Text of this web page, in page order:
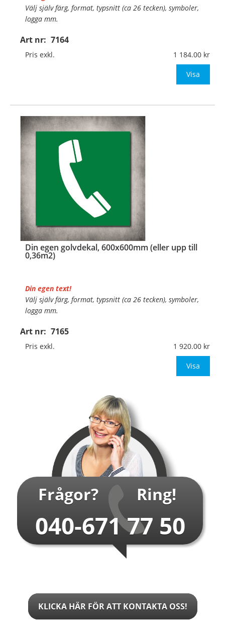
Art nr: 7164
Välj själv färg, format, typsnitt (ca 26 tecken), symboler,
logga mm.
Material:Självhäftande, specialanpassat, halkfritt
material för golv
400x400mm (eller annat mått upp till 0,16m
Pris exkl. 1 184.00
Visa
Din egen golvdekal, 600x600mm (eller upp till
0,36m2)
Art nr: 7165
Din egen text!
Välj själv färg, format, typsnitt (ca 26 tecken), symboler,
logga mm.
Material:Självhäftande, specialanpassat, halkfritt
material för golv
400x400mm (eller annat mått upp till 0,16m
Pris exkl. 1 920.00
Visa
Frågor? Ring!
040-671 77 50
KLICKA HÄR FÖR ATT KONTAKTA OSS!